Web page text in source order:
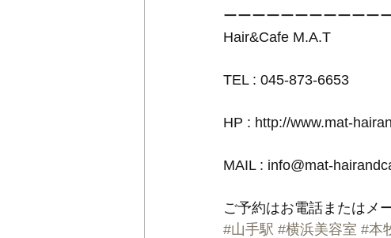
ーーーーーーーーーーー
Hair&Cafe M.A.T
TEL : 045-873-6653
HP : http://www.mat-
MAIL : info@mat-
ご予約はお電話またはメ
#山手駅 #横浜美容室 #本